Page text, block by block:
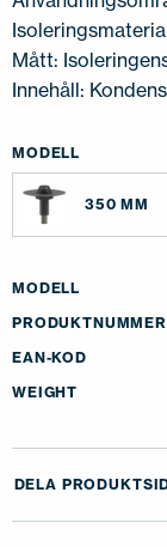
Mått:
Innehåll:
MODELL
350 MM
MODELL
PRODUKTNUMMER
EAN-KOD
WEIGHT
DELA